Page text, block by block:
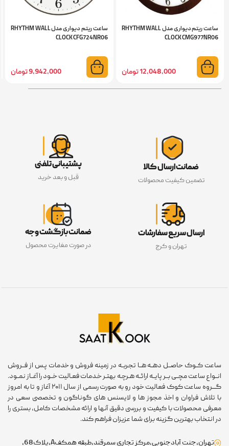
ساعت ریتم دیواری مدل RHYTHM WALL
CLOCK CMG977NR06
12,048,000 تومان
ساعت ریتم دیواری مدل RHYTHM WALL
CLOCK CFG724NR06
9,942,000 تومان
ضمانت ارسال کالا
تضمین کیفیت محصولات
پشتیبانی تلفنی
قبل و بعد خرید
ارسال سریع سفارشات
تهران و کرج
ضمانت بازگشت وجه
در صورت مغایرت محصول
ساعت کــوک حاصــل دهــه هــا تجربــه در زمینه فروش و خدمات پـس از فــروش
انــواع ساعت مچــی بــر پایــه ارائــه هـرچـه بهتـر خـدمات فعـالیت خــود را آغــاز نمــود.
گـــروه ساعت کوک فعالیت خود رو به صورت رسمی از سال ۲۰۱۱ آغاز و تا به امروز
با تلاش فراوان و اخذ مجوز ها و لایسنس های گوناگون و تخصصی سعی در
معرفی محصولات با کیفیت و بررسی دقیق آنها و ارائه مشخصات کامل، بستری را
در انتخاب بهترین گزینه برای شما عزیزان فراهم کند.
تهران،جنت آبادجنوبی،مرکز تجاری سمرقند،طبقه همکفA،پلاک68،